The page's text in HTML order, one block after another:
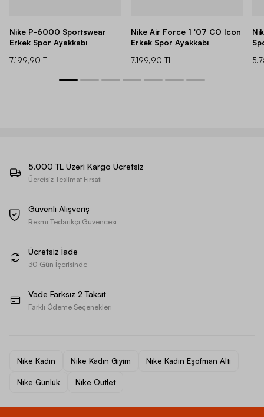
Nike P-6000 Sportswear
Erkek Spor Ayakkabı
7.199,90 TL
Nike Air Force 1 '07 CO Icon
Erkek Spor Ayakkabı
7.199,90 TL
5.000 TL Üzeri Kargo Ücretsiz
Ücretsiz Teslimat Fırsatı
Güvenli Alışveriş
Resmi Tedarikçi Güvencesi
Ücretsiz İade
30 Gün İçerisinde
Vade Farksız 2 Taksit
Farklı Ödeme Seçenekleri
Nike Kadın Nike Kadın Giyim Nike Kadın Eşofman Altı
Nike Günlük Nike Outlet